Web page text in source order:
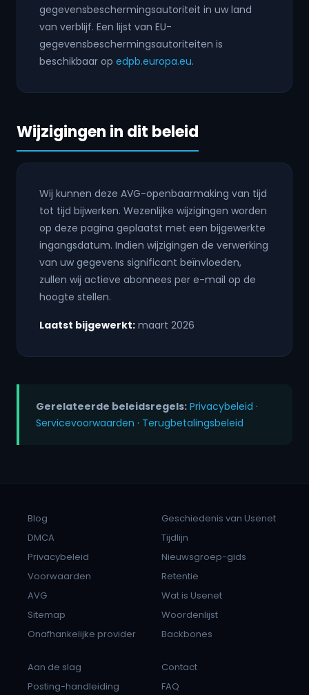
gegevensbeschermingsautoriteit in uw land
van verblijf. Een lijst van EU-
gegevensbeschermingsautoriteiten is
beschikbaar op edpb.europa.eu.
Wijzigingen in dit beleid
Wij kunnen deze AVG-openbaarmaking van tijd
tot tijd bijwerken. Wezenlijke wijzigingen worden
op deze pagina geplaatst met een bijgewerkte
ingangsdatum. Indien wijzigingen de verwerking
van uw gegevens significant beïnvloeden,
zullen wij actieve abonnees per e-mail op de
hoogte stellen.
Laatst bijgewerkt: maart 2026
Gerelateerde beleidsregels: Privacybeleid ·
Servicevoorwaarden · Terugbetalingsbeleid
Blog
DMCA
Privacybeleid
Voorwaarden
AVG
Sitemap
Onafhankelijke provider
Geschiedenis van Usenet
Tijdlijn
Nieuwsgroep-gids
Retentie
Wat is Usenet
Woordenlijst
Backbones
Aan de slag
Posting-handleiding
Contact
FAQ